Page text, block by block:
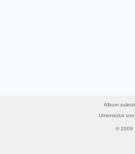
Album
Unterstützt
© 2009